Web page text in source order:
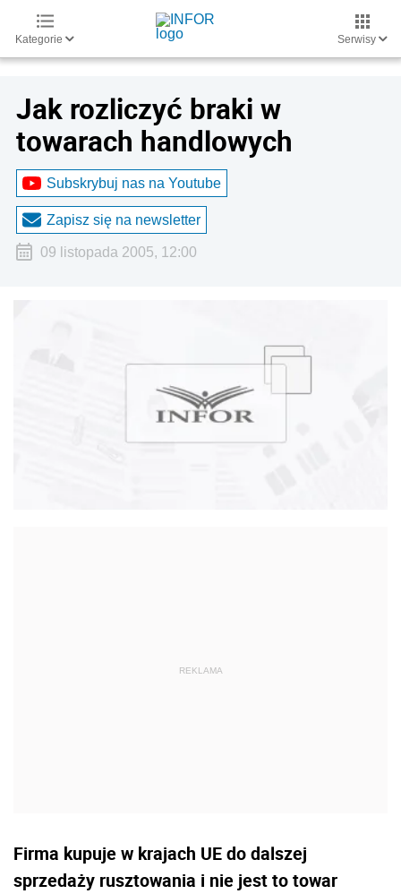
Kategorie Serwisy
Jak rozliczyć braki w
towarach handlowych
Subskrybuj nas na Youtube
Zapisz się na newsletter
09 listopada 2005, 12:00
Firma kupuje w krajach UE do dalszej
sprzedaży rusztowania i nie jest to towar